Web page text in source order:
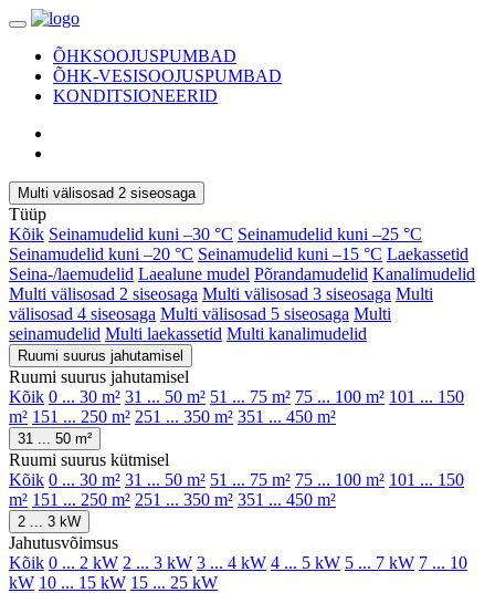
ÕHKSOOJUSPUMBAD
ÕHK-VESISOOJUSPUMBAD
KONDITSIONEERID
Multi välisosad 2 siseosaga
Tüüp
Kõik Seinamudelid kuni –30 °C Seinamudelid kuni –25 °C
Seinamudelid kuni –20 °C Seinamudelid kuni –15 °C Laekassetid
Seina-/laemudelid Laealune mudel Põrandamudelid Kanalimudelid
Multi välisosad 2 siseosaga Multi välisosad 3 siseosaga Multi
välisosad 4 siseosaga Multi välisosad 5 siseosaga Multi
seinamudelid Multi laekassetid Multi kanalimudelid
Ruumi suurus jahutamisel
Ruumi suurus jahutamisel
Kõik 0 ... 30 m² 31 ... 50 m² 51 ... 75 m² 75 ... 100 m² 101 ... 150
m² 151 ... 250 m² 251 ... 350 m² 351 ... 450 m²
31 ... 50 m²
Ruumi suurus kütmisel
Kõik 0 ... 30 m² 31 ... 50 m² 51 ... 75 m² 75 ... 100 m² 101 ... 150
m² 151 ... 250 m² 251 ... 350 m² 351 ... 450 m²
2 ... 3 kW
Jahutusvõimsus
Kõik 0 ... 2 kW 2 ... 3 kW 3 ... 4 kW 4 ... 5 kW 5 ... 7 kW 7 ... 10
kW 10 ... 15 kW 15 ... 25 kW